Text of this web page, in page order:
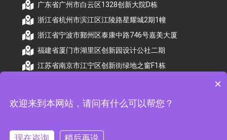
广东省广州市白云区1328创新大院D栋
浙江省杭州市滨江区江陵路星耀城2期1幢
浙江省宁波市鄞州区泰康中路746号嘉美大厦
福建省厦门市湖里区创新园设计公社二期
江苏省南京市江宁区创新街绿地之窗F1栋
×
欢迎来到本网站，请问有什么可以帮您？
现在咨询 稍后再说